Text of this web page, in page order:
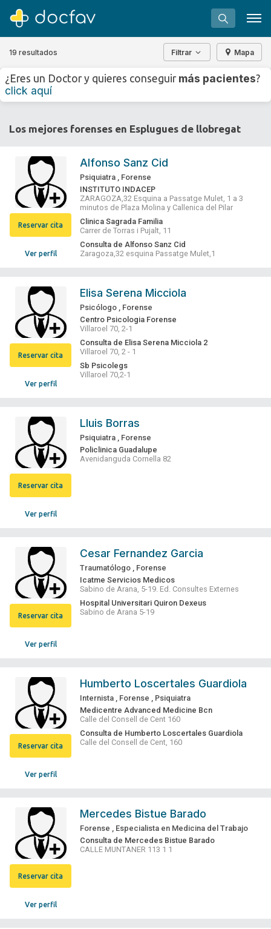
Software para clínicas
¿Eres un doctor?
19 resultados Filtrar Mapa
¿Eres un Doctor y quieres conseguir más pacientes?
click aquí
Los mejores forenses en Esplugues de llobregat
Ver perfil
Reservar cita
Alfonso Sanz Cid
Psiquiatra , Forense
INSTITUTO INDACEP
ZARAGOZA,32 Esquina a Passatge Mulet, 1 a 3
minutos de Plaza Molina y Callenica del Pilar
Clinica Sagrada Familia
Carrer de Torras i Pujalt, 11
Consulta de Alfonso Sanz Cid
Zaragoza,32 esquina Passatge Mulet,1
Ver perfil
Reservar cita
Elisa Serena Micciola
Psicólogo , Forense
Centro Psicologia Forense
Villaroel 70, 2-1
Consulta de Elisa Serena Micciola 2
Villaroel 70, 2 - 1
Sb Psicolegs
Villaroel 70,2-1
Ver perfil
Reservar cita
Lluis Borras
Psiquiatra , Forense
Policlinica Guadalupe
Avenidanguda Cornella 82
Ver perfil
Reservar cita
Cesar Fernandez Garcia
Traumatólogo , Forense
Icatme Servicios Medicos
Sabino de Arana, 5-19. Ed. Consultes Externes
Hospital Universitari Quiron Dexeus
Sabino de Arana 5-19
Ver perfil
Reservar cita
Humberto Loscertales Guardiola
Internista , Forense , Psiquiatra
Medicentre Advanced Medicine Bcn
Calle del Consell de Cent 160
Consulta de Humberto Loscertales Guardiola
Calle del Consell de Cent, 160
Ver perfil
Reservar cita
Mercedes Bistue Barado
Forense , Especialista en Medicina del Trabajo
Consulta de Mercedes Bistue Barado
CALLE MUNTANER 113 1 1
+ −
⇧
»
©OpenStreetMapcontributors.